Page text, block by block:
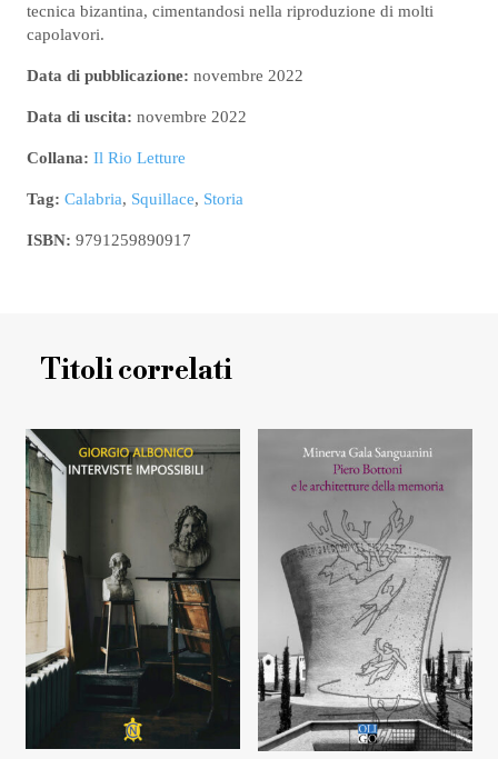
tecnica bizantina, cimentandosi nella riproduzione di molti
capolavori.
Data di pubblicazione: novembre 2022
Data di uscita: novembre 2022
Collana: Il Rio Letture
Tag: Calabria, Squillace, Storia
ISBN: 9791259890917
Titoli correlati